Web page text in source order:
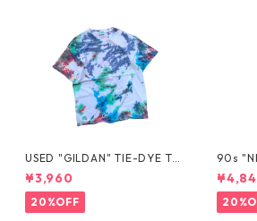
USED "GILDAN" TIE-DYE TE
E
¥3,960
20%OFF
90s
HORTS